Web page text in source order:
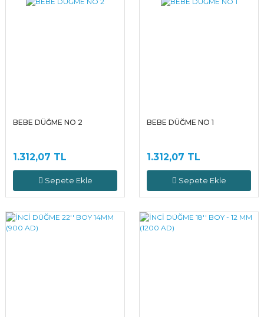
BEBE DÜĞME NO 2
1.312,07 TL
Sepete Ekle
BEBE DÜĞME NO 1
1.312,07 TL
Sepete Ekle